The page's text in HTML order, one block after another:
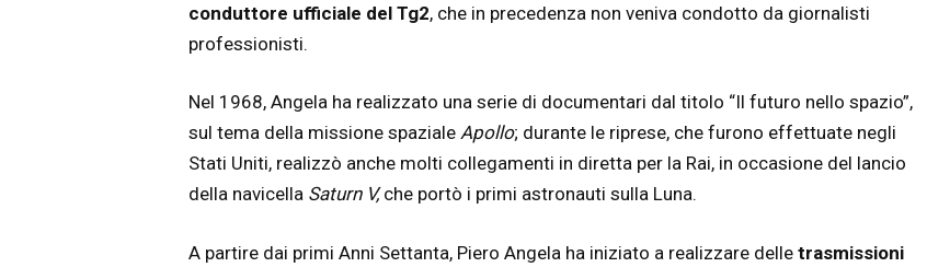
conduttore ufficiale del Tg2, che in precedenza non veniva condotto da giornalisti
professionisti.
Nel 1968, Angela ha realizzato una serie di documentari dal titolo “Il futuro nello spazio”,
sul tema della missione spaziale Apollo; durante le riprese, che furono effettuate negli
Stati Uniti, realizzò anche molti collegamenti in diretta per la Rai, in occasione del lancio
della navicella Saturn V,che portò i primi astronauti sulla Luna.
A partire dai primi Anni Settanta, Piero Angela ha iniziato a realizzare delletrasmissioni